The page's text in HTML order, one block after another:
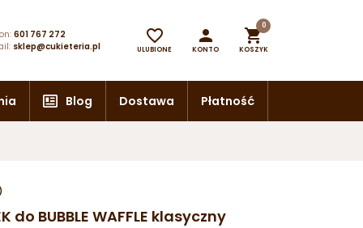
601 767 272
sklep@cukieteria.pl

ULUBIONE

KONTO

0
KOSZYK
Blog Dostawa Płatność
do BUBBLE WAFFLE klasyczny